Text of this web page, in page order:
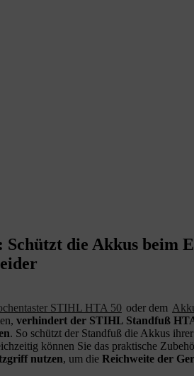
die Akkus beim
STIHL HTA 50 oder dem
verhindert der STIHL Standfuß
. So schützt der Standfuß die Akkus
können Sie das praktische
nutzen, um die Reichweite der